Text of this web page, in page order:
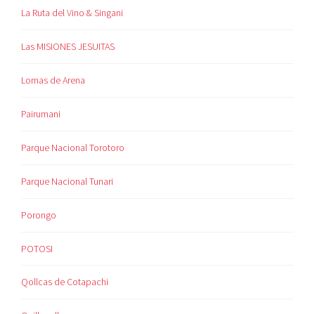
La Ruta del Vino & Singani
Las MISIONES JESUITAS
Lomas de Arena
Pairumani
Parque Nacional Torotoro
Parque Nacional Tunari
Porongo
POTOSI
Qollcas de Cotapachi